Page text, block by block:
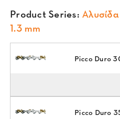
Product Series:
1.3 mm
Picco Duro
Picco Duro